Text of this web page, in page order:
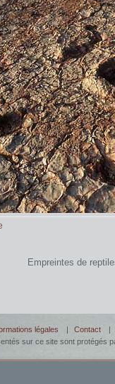
Empreintes de
légales | Contact
|
sur ce site sont protégés